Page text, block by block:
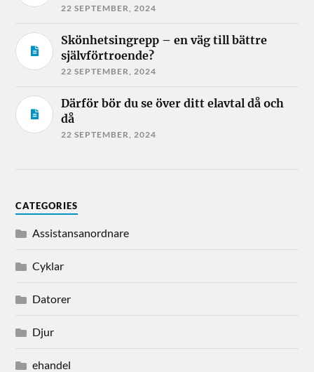
22 SEPTEMBER, 2024
Skönhetsingrepp – en väg till bättre
självförtroende?
22 SEPTEMBER, 2024
Därför bör du se över ditt elavtal då och
då
22 SEPTEMBER, 2024
CATEGORIES
Assistansanordnare
Cyklar
Datorer
Djur
ehandel